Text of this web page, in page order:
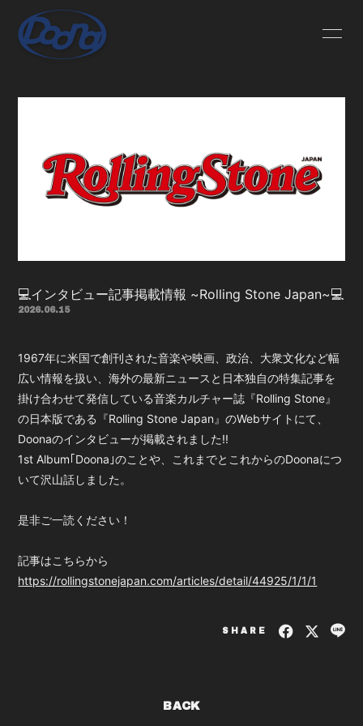
DISCOGRAPHY MUSIC VIDEO
LIVE LOOK
💻インタビュー記事掲載情報 ~Rolling Stone Japan~💻
2026.06.15
1967年に米国で創刊された音楽や映画、政治、大衆文化など幅
広い情報を扱い、海外の最新ニュースと日本独自の特集記事を
掛け合わせて発信している音楽カルチャー誌『Rolling Stone』
の日本版である『Rolling Stone Japan』のWebサイトにて、
Doonaのインタビューが掲載されました!!
1st Album｢Doona｣のことや、これまでとこれからのDoonaにつ
いて沢山話しました。
是非ご一読ください！
記事はこちらから
https://rollingstonejapan.com/articles/detail/44925/1/1/1
SHARE
BACK